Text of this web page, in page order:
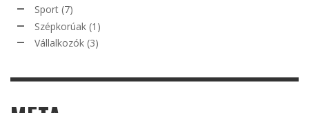
Sport (7)
Szépkorúak (1)
Vállalkozók (3)